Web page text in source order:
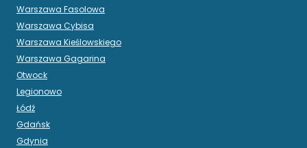
Warszawa Fasolowa
Warszawa Cybisa
Warszawa Kieślowskiego
Warszawa Gagarina
Otwock
Legionowo
Łódź
Gdańsk
Gdynia